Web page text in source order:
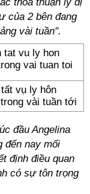
của 2 bên đang
vài tuần".
vụ ly hôn
vài tuần tới
đầu Angelina
đến nay mối
định điều quan
có sự tôn trọng